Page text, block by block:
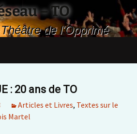
– TO
de l'Opprimé
: 20 ans de TO
Articles et Livres, Textes sur le
Martel